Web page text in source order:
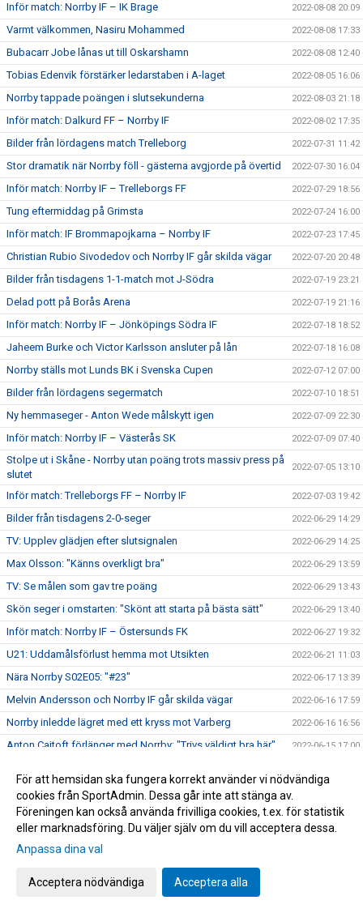
Inför match: Norrby IF – IK Brage 2022-08-08 20:09
Varmt välkommen, Nasiru Mohammed 2022-08-08 17:33
Bubacarr Jobe lånas ut till Oskarshamn 2022-08-08 12:40
Tobias Edenvik förstärker ledarstaben i A-laget 2022-08-05 16:06
Norrby tappade poängen i slutsekunderna 2022-08-03 21:18
Inför match: Dalkurd FF – Norrby IF 2022-08-02 17:35
Bilder från lördagens match Trelleborg 2022-07-31 11:42
Stor dramatik när Norrby föll - gästerna avgjorde på övertid 2022-07-30 16:04
Inför match: Norrby IF – Trelleborgs FF 2022-07-29 18:56
Tung eftermiddag på Grimsta 2022-07-24 16:00
Inför match: IF Brommapojkarna – Norrby IF 2022-07-23 17:45
Christian Rubio Sivodedov och Norrby IF går skilda vägar 2022-07-20 20:48
Bilder från tisdagens 1-1-match mot J-Södra 2022-07-19 23:21
Delad pott på Borås Arena 2022-07-19 21:16
Inför match: Norrby IF – Jönköpings Södra IF 2022-07-18 18:52
Jaheem Burke och Victor Karlsson ansluter på lån 2022-07-18 16:08
Norrby ställs mot Lunds BK i Svenska Cupen 2022-07-12 07:00
Bilder från lördagens segermatch 2022-07-10 18:51
Ny hemmaseger - Anton Wede målskytt igen 2022-07-09 22:30
Inför match: Norrby IF – Västerås SK 2022-07-09 07:40
Stolpe ut i Skåne - Norrby utan poäng trots massiv press på
slutet
2022-07-05 13:10
Inför match: Trelleborgs FF – Norrby IF 2022-07-03 19:42
Bilder från tisdagens 2-0-seger 2022-06-29 14:29
TV: Upplev glädjen efter slutsignalen 2022-06-29 14:25
Max Olsson: "Känns overkligt bra" 2022-06-29 13:59
TV: Se målen som gav tre poäng 2022-06-29 13:43
Skön seger i omstarten: "Skönt att starta på bästa sätt" 2022-06-29 13:40
Inför match: Norrby IF – Östersunds FK 2022-06-27 19:32
U21: Uddamålsförlust hemma mot Utsikten 2022-06-21 11:03
Nära Norrby S02E05: "#23" 2022-06-17 13:39
Melvin Andersson och Norrby IF går skilda vägar 2022-06-16 17:59
Norrby inledde lägret med ett kryss mot Varberg 2022-06-16 16:56
Anton Cajtoft förlänger med Norrby: "Trivs väldigt bra här" 2022-06-15 17:00
Inga poäng när Norrby avslutade vårsäsongen
TV: Max Olsson om att äntligen vara tillbaka i truppen 2022-05-27 17:44
Inför match: IK Brage – Norrby IF
Norrby IF och Abbas Mohamad går skilda vägar
U21: Tung kväll på Borås Arena
För att hemsidan ska fungera korrekt använder vi nödvändiga
cookies från SportAdmin. Dessa går inte att stänga av.
Föreningen kan också använda frivilliga cookies, t.ex. för statistik
eller marknadsföring. Du väljer själv om du vill acceptera dessa.
Anpassa dina val
Acceptera nödvändiga Acceptera alla